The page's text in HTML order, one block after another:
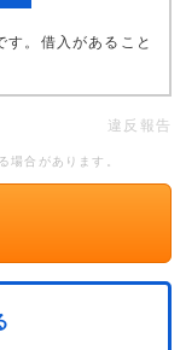
。借入があること
違反報告
場合があります。